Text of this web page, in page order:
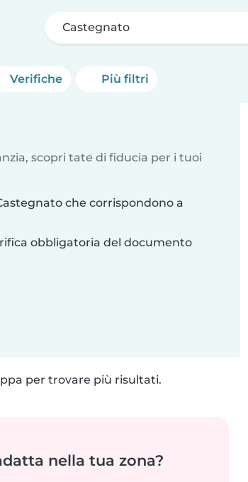
Castegnato
Verifiche Più filtri
scopri tate di fiducia per i tuoi
che corrispondono a
obbligatoria del documento
per trovare più risultati.
nella tua zona?